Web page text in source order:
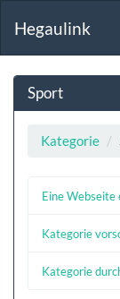
Hegaulink
Sport
Kategorie
Eine Webseite
Kategorie
Kategorie